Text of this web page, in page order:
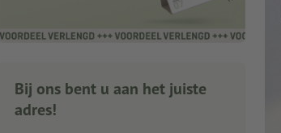
Bij ons bent u aan het juiste
adres!